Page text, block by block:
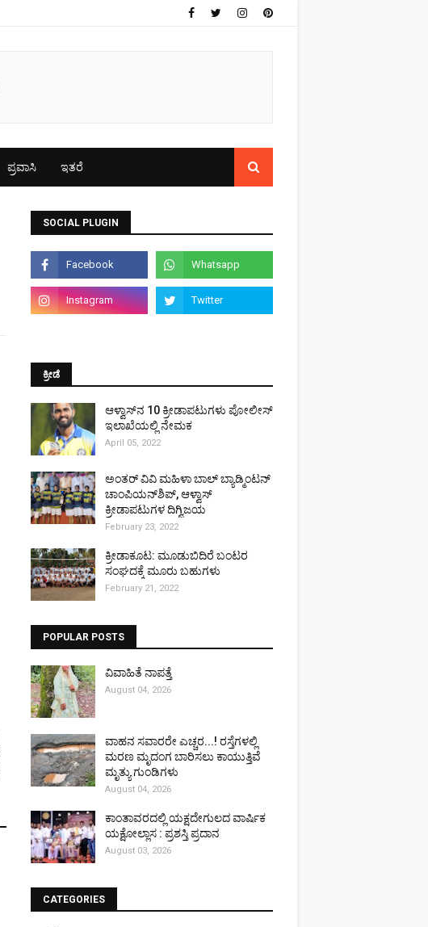
ಪ್ರವಾಸಿ ಇತರೆ
SOCIAL PLUGIN
ಕ್ರೀಡೆ
ಆಳ್ವಾಸ್‌ನ 10 ಕ್ರೀಡಾಪಟುಗಳು ಪೋಲೀಸ್
ಇಲಾಖೆಯಲ್ಲಿ ನೇಮಕ
April 05, 2022
ಅಂತರ್ ವಿವಿ ಮಹಿಳಾ ಬಾಲ್ ಬ್ಯಾಡ್ಮಿಂಟನ್
ಚಾಂಪಿಯನ್‌ಶಿಪ್, ಆಳ್ವಾಸ್
ಕ್ರೀಡಾಪಟುಗಳ ದಿಗ್ವಿಜಯ
February 23, 2022
ಕ್ರೀಡಾಕೂಟ: ಮೂಡುಬಿದಿರೆ ಬಂಟರ
ಸಂಘದಕ್ಕೆ ಮೂರು ಬಹುಗಳು
February 21, 2022
POPULAR POSTS
ವಿವಾಹಿತೆ ನಾಪತ್ತೆ
August 04, 2026
ವಾಹನ ಸವಾರರೇ ಎಚ್ಚರ...! ರಸ್ತೆಗಳಲ್ಲಿ
ಮರಣ ಮೃದಂಗ ಬಾರಿಸಲು ಕಾಯುತ್ತಿವೆ
ಮೃತ್ಯು ಗುಂಡಿಗಳು
August 04, 2026
ಕಾಂತಾವರದಲ್ಲಿ ಯಕ್ಷದೇಗುಲದ ವಾರ್ಷಿಕ
ಯಕ್ಷೋಲ್ಲಾಸ : ಪ್ರಶಸ್ತಿ ಪ್ರದಾನ
August 03, 2026
CATEGORIES